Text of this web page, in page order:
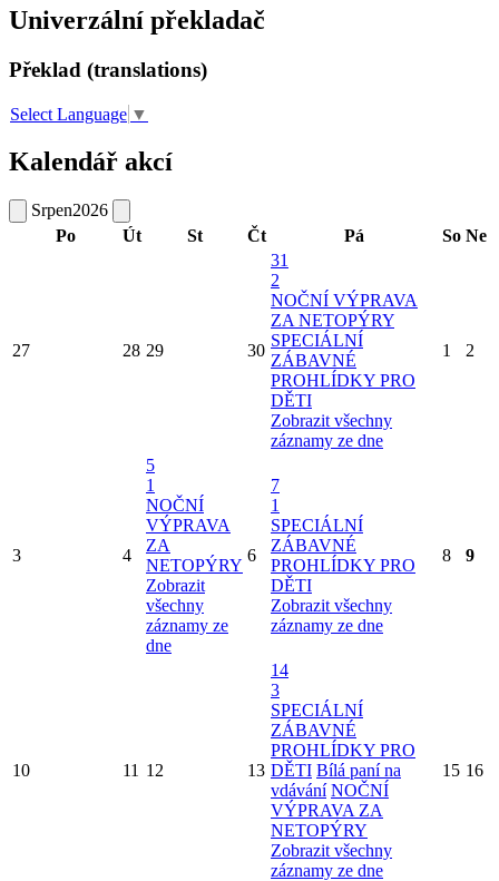
Univerzální překladač
Překlad (translations)
Select Language ▼
Kalendář akcí
Srpen2026
Po
Út St Čt Pá So Ne
27 28 29 30
31
2
NOČNÍ VÝPRAVA
ZA NETOPÝRY
SPECIÁLNÍ
ZÁBAVNÉ
PROHLÍDKY PRO
DĚTI
Zobrazit všechny
záznamy ze dne
1 2
3 4
5
1
NOČNÍ
VÝPRAVA
ZA
NETOPÝRY
Zobrazit
všechny
záznamy ze
dne
6
7
1
SPECIÁLNÍ
ZÁBAVNÉ
PROHLÍDKY PRO
DĚTI
Zobrazit všechny
záznamy ze dne
8 9
10 11 12 13
14
3
SPECIÁLNÍ
ZÁBAVNÉ
PROHLÍDKY PRO
DĚTI Bílá paní na
vdávání NOČNÍ
VÝPRAVA ZA
NETOPÝRY
Zobrazit všechny
záznamy ze dne
15 16